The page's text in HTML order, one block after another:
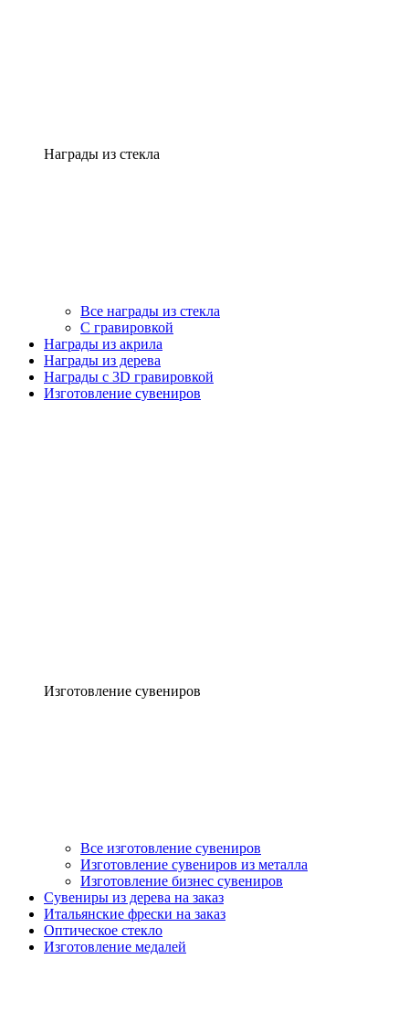
Награды из стекла
Все награды из стекла
С гравировкой
Награды из акрила
Награды из дерева
Награды с 3D гравировкой
Изготовление сувениров
Изготовление сувениров
Все изготовление сувениров
Изготовление сувениров из металла
Изготовление бизнес сувениров
Сувениры из дерева на заказ
Итальянские фрески на заказ
Оптическое стекло
Изготовление медалей